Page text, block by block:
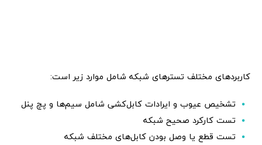
کاربردهای مختلف تسترهای شبکه شامل موارد زیر است:
تشخیص عیوب و ایرادات کابل‌کشی شامل سیم‌ها و پچ پنل
تست کارکرد صحیح شبکه
تست قطع یا وصل بودن کابل‌های مختلف شبکه